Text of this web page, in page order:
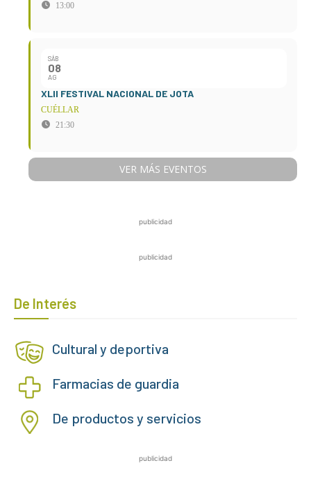
13:00
SÁB
08
AG
XLII FESTIVAL NACIONAL DE JOTA
CUÉLLAR
21:30
VER MÁS EVENTOS
publicidad
publicidad
De Interés
Cultural y deportiva
Farmacias de guardia
De productos y servicios
publicidad